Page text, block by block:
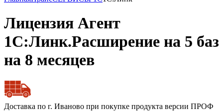
Лицензия Агент
1С:Линк.Расширение на 5 баз
на 8 месяцев
Доставка по г. Иваново при покупке продукта версии ПРОФ